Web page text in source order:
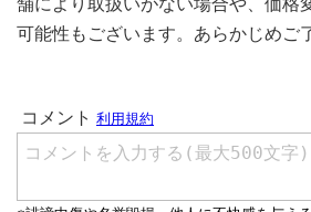
可能性もございます。あらかじめご